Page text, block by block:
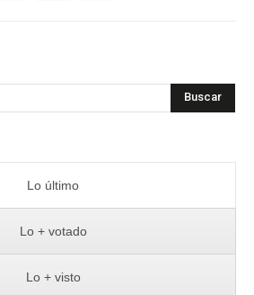
Buscar
Lo último
Lo + votado
Lo + visto